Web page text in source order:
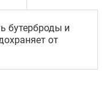
бутерброды и
от